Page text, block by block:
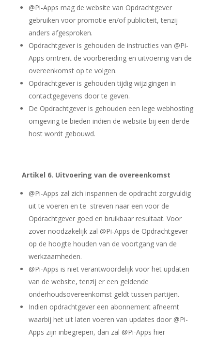
@Pi-Apps mag de website van Opdrachtgever
gebruiken voor promotie en/of publiciteit, tenzij
anders afgesproken.
Opdrachtgever is gehouden de instructies van @Pi-
Apps omtrent de voorbereiding en uitvoering van de
overeenkomst op te volgen.
Opdrachtgever is gehouden tijdig wijzigingen in
contactgegevens door te geven.
De Opdrachtgever is gehouden een lege webhosting
omgeving te bieden indien de website bij een derde
host wordt gebouwd.
Artikel 6. Uitvoering van de overeenkomst
@Pi-Apps zal zich inspannen de opdracht zorgvuldig
uit te voeren en te streven naar een voor de
Opdrachtgever goed en bruikbaar resultaat. Voor
zover noodzakelijk zal @Pi-Apps de Opdrachtgever
op de hoogte houden van de voortgang van de
werkzaamheden.
@Pi-Apps is niet verantwoordelijk voor het updaten
van de website, tenzij er een geldende
onderhoudsovereenkomst geldt tussen partijen.
Indien opdrachtgever een abonnement afneemt
waarbij het uit laten voeren van updates door @Pi-
Apps zijn inbegrepen, dan zal @Pi-Apps hier